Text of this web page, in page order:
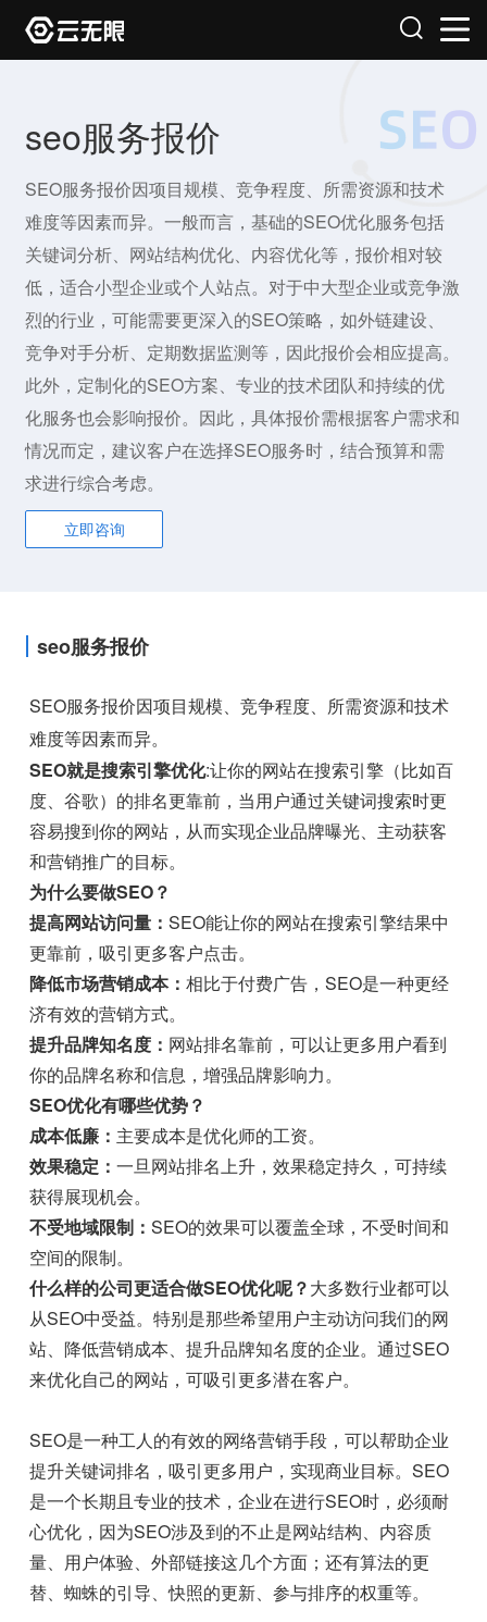
seo服务报价
SEO服务报价因项目规模、竞争程度、所需资源和技术
难度等因素而异。一般而言，基础的SEO优化服务包括
关键词分析、网站结构优化、内容优化等，报价相对较
低，适合小型企业或个人站点。对于中大型企业或竞争激
烈的行业，可能需要更深入的SEO策略，如外链建设、
竞争对手分析、定期数据监测等，因此报价会相应提高。
此外，定制化的SEO方案、专业的技术团队和持续的优
化服务也会影响报价。因此，具体报价需根据客户需求和
情况而定，建议客户在选择SEO服务时，结合预算和需
求进行综合考虑。
立即咨询
seo服务报价
SEO服务报价因项目规模、竞争程度、所需资源和技术
难度等因素而异。
SEO就是搜索引擎优化:让你的网站在搜索引擎（比如百
度、谷歌）的排名更靠前，当用户通过关键词搜索时更
容易搜到你的网站，从而实现企业品牌曝光、主动获客
和营销推广的目标。
为什么要做SEO？
提高网站访问量：SEO能让你的网站在搜索引擎结果中
更靠前，吸引更多客户点击。
降低市场营销成本：相比于付费广告，SEO是一种更经
济有效的营销方式。
提升品牌知名度： 网站排名靠前，可以让更多用户看到
你的品牌名称和信息，增强品牌影响力。
SEO优化有哪些优势？
成本低廉： 主要成本是优化师的工资。
效果稳定：一旦网站排名上升，效果稳定持久，可持续
获得展现机会。
不受地域限制：SEO的效果可以覆盖全球，不受时间和
空间的限制。
什么样的公司更适合做SEO优化呢？大多数行业都可以
从SEO中受益。特别是那些希望用户主动访问我们的网
站、降低营销成本、提升品牌知名度的企业。通过SEO
来优化自己的网站，可吸引更多潜在客户。
SEO是一种工人的有效的网络营销手段，可以帮助企业
提升关键词排名，吸引更多用户，实现商业目标。SEO
是一个长期且专业的技术，企业在进行SEO时，必须耐
心优化，因为SEO涉及到的不止是网站结构、内容质
量、用户体验、外部链接这几个方面；还有算法的更
替、蜘蛛的引导、快照的更新、参与排序的权重等。